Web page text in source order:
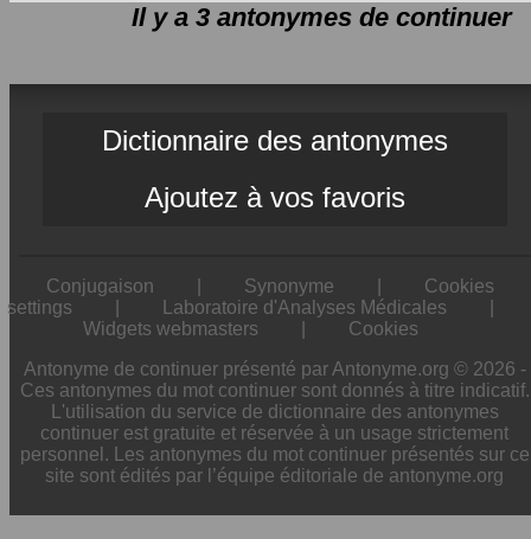
Il y a 3 antonymes de continuer
Dictionnaire des antonymes
Ajoutez à vos favoris
Conjugaison Synonyme
Cookies
settings
Laboratoire d'Analyses Médicales
Widgets webmasters
Cookies
Antonyme de continuer présenté par Antonyme.org © 2026 -
Ces antonymes du mot continuer sont donnés à titre indicatif.
L'utilisation du service de dictionnaire des antonymes
continuer est gratuite et réservée à un usage strictement
personnel. Les antonymes du mot continuer présentés sur ce
site sont édités par l’équipe éditoriale de antonyme.org